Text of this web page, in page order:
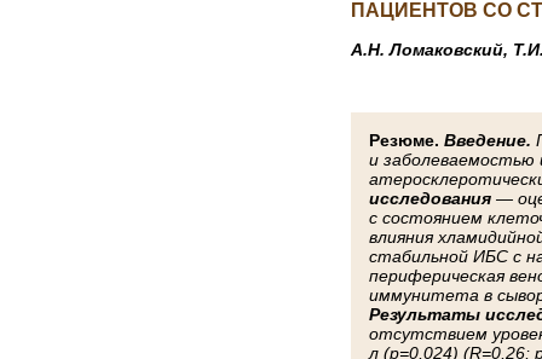
ПАЦИЕНТОВ СО
А.Н. Ломаковский,
Резюме. Введение.
и заболеваемостью
исследования —
с состоянием
влияния
стабильной ИБС с
периферическая
иммунитета в
Результаты
отсутствием
л (р=0,024)